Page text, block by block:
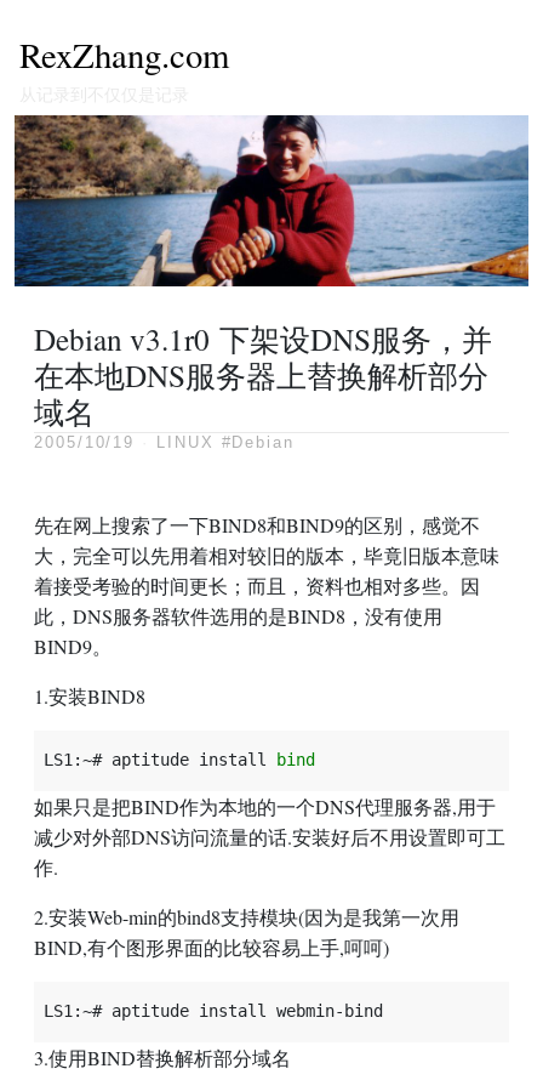
RexZhang.com
Debian v3.1r0 下架设DNS服务，并
在本地DNS服务器上替换解析部分
域名
2005/10/19 LINUX #Debian
先在网上搜索了一下BIND8和BIND9的区别，感觉不
大，完全可以先用着相对较旧的版本，毕竟旧版本意味
着接受考验的时间更长；而且，资料也相对多些。因
此，DNS服务器软件选用的是BIND8，没有使用
BIND9。
1.安装BIND8
LS1:~# aptitude install bind
如果只是把BIND作为本地的一个DNS代理服务器,用于
减少对外部DNS访问流量的话.安装好后不用设置即可工
作.
2.安装Web-min的bind8支持模块(因为是我第一次用
BIND,有个图形界面的比较容易上手,呵呵)
LS1:~# aptitude install
3.使用BIND替换解析部分域名